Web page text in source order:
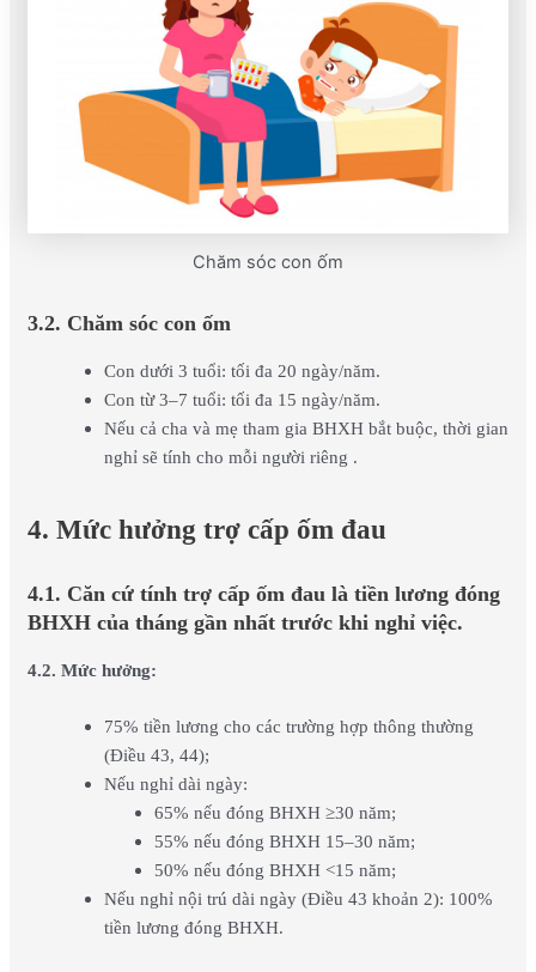
Chăm sóc con ốm
3.2. Chăm sóc con ốm
Con dưới 3 tuổi: tối đa 20 ngày/năm.
Con từ 3–7 tuổi: tối đa 15 ngày/năm.
Nếu cả cha và mẹ tham gia BHXH bắt buộc, thời gian
nghỉ sẽ tính cho mỗi người riêng .
4. Mức hưởng trợ cấp ốm đau
4.1. Căn cứ tính trợ cấp ốm đau là tiền lương đóng
BHXH của tháng gần nhất trước khi nghỉ việc.
4.2. Mức hưởng:
75% tiền lương cho các trường hợp thông thường
(Điều 43, 44);
Nếu nghỉ dài ngày:
65% nếu đóng BHXH ≥30 năm;
55% nếu đóng BHXH 15–30 năm;
50% nếu đóng BHXH <15 năm;
Nếu nghỉ nội trú dài ngày (Điều 43 khoản 2): 100%
tiền lương đóng BHXH.